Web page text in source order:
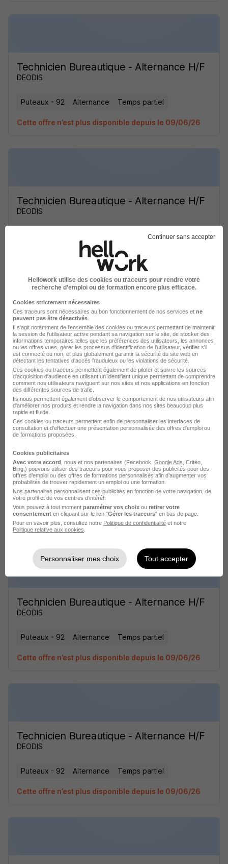
Technicien Bureautique - Alternance H/F
DEODIS
Puteaux - 92 Alternance Temps partiel
Cette offre n’est plus disponible depuis le 09/06/26
Technicien Bureautique - Alternance H/F
DEODIS
Temps partiel
Cette offre n’est plus disponible depuis le 09/06/26
Technicien Bureautique - Alternance H/F
DEODIS
Puteaux - 92 Alternance Temps partiel
Cette offre n’est plus disponible depuis le 09/06/26
Technicien Bureautique - Alternance H/F
DEODIS
Puteaux - 92 Alternance Temps partiel
Cette offre n’est plus disponible depuis le 09/06/26
Technicien Bureautique - Alternance H/F
DEODIS
Puteaux - 92 Alternance Temps partiel
Cette offre n’est plus disponible depuis le 09/06/26
Technicien Bureautique - Alternance H/F
DEODIS
Puteaux - 92 Alternance Temps partiel
Cette offre n’est plus disponible depuis le 09/06/26
Continuer sans accepter
Hellowork utilise des cookies ou traceurs pour rendre votre
recherche d’emploi ou de formation encore plus efficace.
Cookies strictement nécessaires
Ces traceurs sont nécessaires au bon fonctionnement de nos services et ne
peuvent pas être désactivés
Il s'agit notamment de l'ensemble des cookies ou traceurs permettant de maintenir
la session de l'utilisateur active pendant sa navigation sur le site, de stocker des
informations temporaires telles que les préférences des utilisateurs, les annonces
ou les offres vues, gérer les processus d'identification de l'utilisateur, vérifier s'il
est connecté ou non, et plus globalement garantir la sécurité du site web en
détectant les tentatives d'accès frauduleux ou les violations de sécurité.
Ces cookies ou traceurs permettent également de piloter et suivre les sources
d'acquisition d'audience en utilisant un identifiant unique permettant de comprendre
comment nos utilisateurs naviguent sur nos sites et nos applications en fonction
des différentes sources de trafic.
Ils nous permettent également d’observer le comportement de nos utilisateurs afin
d'améliorer nos produits et rendre la navigation dans nos sites beaucoup plus
rapide et fluide.
Ces cookies ou traceurs permettent enfin de personnaliser les interfaces de
consultation et d'effectuer une présentation personnalisée des offres d'emploi ou
de formations proposées.
Cookies publicitaires
Avec votre accord , nous et nos partenaires (Facebook, Google Ads , Critéo,
Bing,) pouvons utiliser des traceurs pour vous proposer des publicités pour des
offres d’emploi ou des offres de formations personnalisés afin d’augmenter vos
probabilités de trouver rapidement un emploi ou une formation.
Nos partenaires personnalisent ces publicités en fonction de votre navigation, de
votre profil et de vos centres d’intérêt.
Vous pouvez à tout moment paramétrer vos choix ou retirer votre
consentement en cliquant sur le lien "Gérer les traceurs" en bas de page.
Pour en savoir plus, consultez notre Politique de confidentialité et notre
Politique relative aux cookies
Personnaliser mes choix Tout accepter